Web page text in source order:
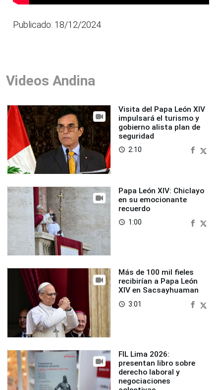
Publicado: 18/12/2024
Videos Andina
Visita del Papa León XIV
impulsará el turismo y
gobierno alista plan de
seguridad
access_time 2:10
Papa León XIV: Chiclayo
en su emocionante
recuerdo
access_time 1:00
Más de 100 mil fieles
recibirían a Papa León
XIV en Sacsayhuaman
access_time 3:01
FIL Lima 2026:
presentan libro sobre
derecho laboral y
negociaciones